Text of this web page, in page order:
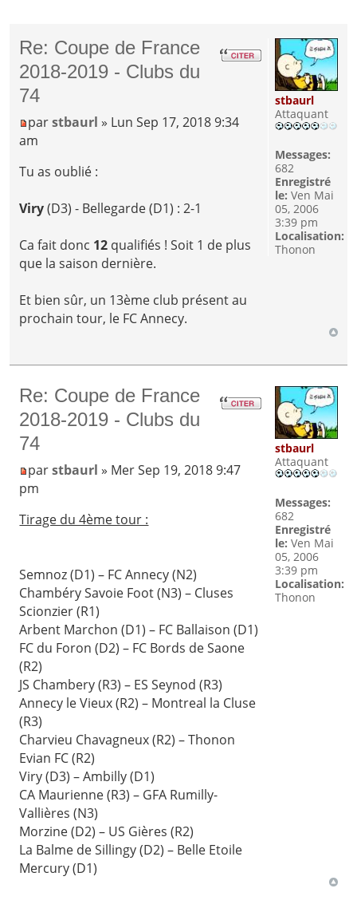
Re: Coupe de France
2018-2019 - Clubs du
74
parstbaurl » Lun Sep 17, 2018 9:34
am
Tu as oublié :
Viry(D3) - Bellegarde (D1) : 2-1
Ca fait donc 12 qualifiés ! Soit 1 de plus
que la saison dernière.
Et bien sûr, un 13ème club présent au
prochain tour, le FC Annecy.
stbaurl
Attaquant
Messages:
682
Enregistré
le: Ven Mai
05, 2006
3:39 pm
Localisation:
Thonon
Re: Coupe de France
2018-2019 - Clubs du
74
parstbaurl » Mer Sep 19, 2018 9:47
pm
Tirage du 4ème tour :
Semnoz (D1) – FC Annecy (N2)
Chambéry Savoie Foot (N3) – Cluses
Scionzier (R1)
Arbent Marchon (D1) – FC Ballaison (D1)
FC du Foron (D2) – FC Bords de Saone
(R2)
JS Chambery (R3) – ES Seynod (R3)
Annecy le Vieux (R2) – Montreal la Cluse
(R3)
Charvieu Chavagneux (R2) – Thonon
Evian FC (R2)
Viry (D3) – Ambilly (D1)
CA Maurienne (R3) – GFA Rumilly-
Vallières (N3)
Morzine (D2) – US Gières (R2)
La Balme de Sillingy (D2) – Belle Etoile
Mercury (D1)
stbaurl
Attaquant
Messages:
682
Enregistré
le: Ven Mai
05, 2006
3:39 pm
Localisation:
Thonon